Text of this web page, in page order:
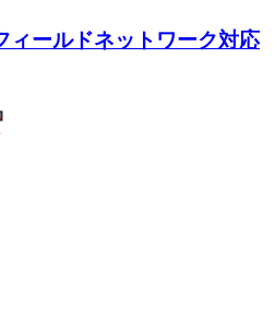
ールドネットワーク対応